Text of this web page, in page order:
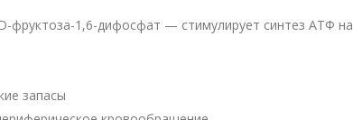
фруктоза-1,6-дифосфат — стимулирует синтез АТФ на
запасы